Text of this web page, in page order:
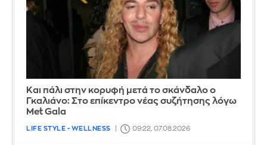
Και πάλι στην κορυφή μετά το σκάνδαλο ο
Γκαλιάνο: Στο επίκεντρο νέας συζήτησης λόγω
Met Gala
LIFE STYLE - WELLNESS 09:22, 07.08.2026